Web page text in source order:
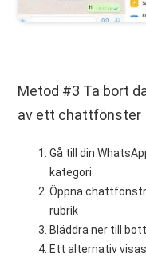
Metod #3 Ta bort
av ett chattfönster
Gå till din
kategori
Öppna
rubrik
Bläddra ner till
Ett alternativ